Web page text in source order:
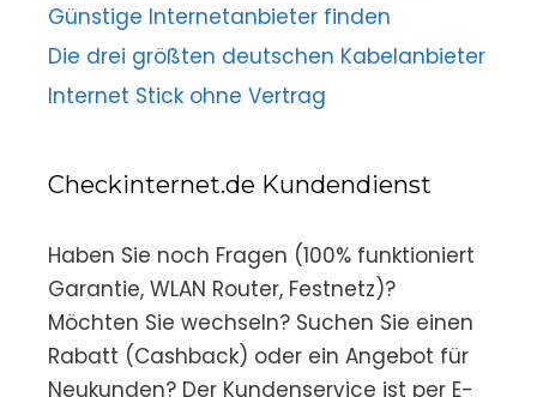
Günstige Internetanbieter finden
Die drei größten deutschen Kabelanbieter
Internet Stick ohne Vertrag
Checkinternet.de Kundendienst
Haben Sie noch Fragen (100% funktioniert
Garantie, WLAN Router, Festnetz)?
Möchten Sie wechseln? Suchen Sie einen
Rabatt (Cashback) oder ein Angebot für
Neukunden? Der Kundenservice ist per E-